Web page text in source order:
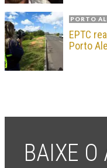
PORTO
EPTC
Porto
BAIXE O